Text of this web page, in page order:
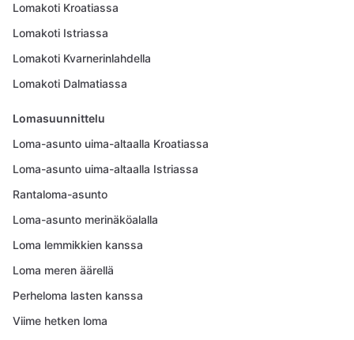
Lomakoti Kroatiassa
Lomakoti Istriassa
Lomakoti Kvarnerinlahdella
Lomakoti Dalmatiassa
Lomasuunnittelu
Loma-asunto uima-altaalla Kroatiassa
Loma-asunto uima-altaalla Istriassa
Rantaloma-asunto
Loma-asunto merinäköalalla
Loma lemmikkien kanssa
Loma meren äärellä
Perheloma lasten kanssa
Viime hetken loma